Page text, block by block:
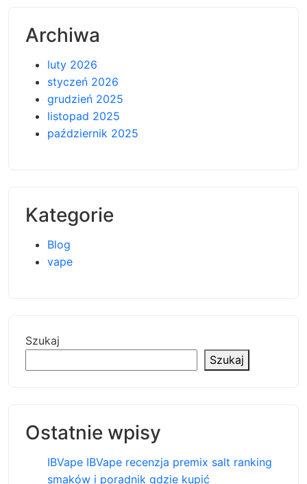
Archiwa
luty 2026
styczeń 2026
grudzień 2025
listopad 2025
październik 2025
Kategorie
Blog
vape
Szukaj
Szukaj
Ostatnie wpisy
IBVape IBVape recenzja premix salt ranking
smaków i poradnik gdzie kupić